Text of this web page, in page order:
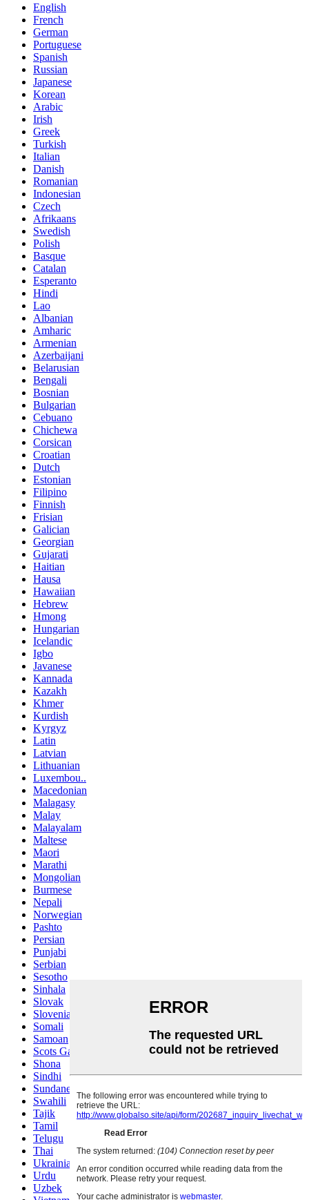
English
French
German
Portuguese
Spanish
Russian
Japanese
Korean
Arabic
Irish
Greek
Turkish
Italian
Danish
Romanian
Indonesian
Czech
Afrikaans
Swedish
Polish
Basque
Catalan
Esperanto
Hindi
Lao
Albanian
Amharic
Armenian
Azerbaijani
Belarusian
Bengali
Bosnian
Bulgarian
Cebuano
Chichewa
Corsican
Croatian
Dutch
Estonian
Filipino
Finnish
Frisian
Galician
Georgian
Gujarati
Haitian
Hausa
Hawaiian
Hebrew
Hmong
Hungarian
Icelandic
Igbo
Javanese
Kannada
Kazakh
Khmer
Kurdish
Kyrgyz
Latin
Latvian
Lithuanian
Luxembou..
Macedonian
Malagasy
Malay
Malayalam
Maltese
Maori
Marathi
Mongolian
Burmese
Nepali
Norwegian
Pashto
Persian
Punjabi
Serbian
Sesotho
Sinhala
Slovak
Slovenian
Somali
Samoan
Scots Gaelic
Shona
Sindhi
Sundanese
Swahili
Tajik
Tamil
Telugu
Thai
Ukrainian
Urdu
Uzbek